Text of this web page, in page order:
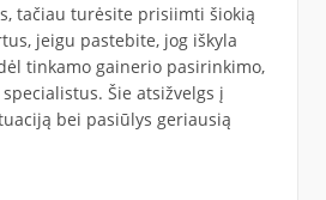
tačiau turėsite prisiimti šiokią
jeigu pastebite, jog iškyla
tinkamo gainerio pasirinkimo,
Šie atsižvelgs į
bei pasiūlys geriausią